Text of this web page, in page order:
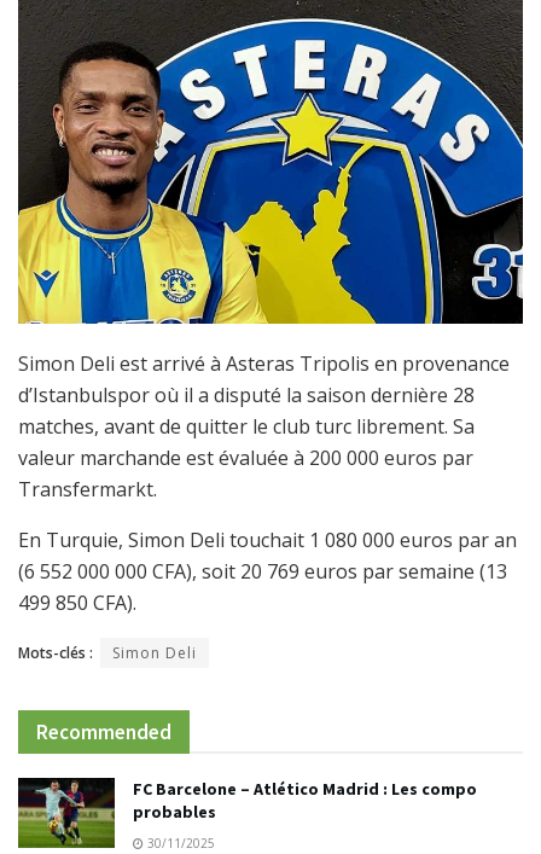
Simon Deli est arrivé à Asteras Tripolis en provenance
d’Istanbulspor où il a disputé la saison dernière 28
matches, avant de quitter le club turc librement. Sa
valeur marchande est évaluée à 200 000 euros par
Transfermarkt.
En Turquie, Simon Deli touchait 1 080 000 euros par an
(6 552 000 000 CFA), soit 20 769 euros par semaine (13
499 850 CFA).
Mots-clés : Simon Deli
Recommended
FC Barcelone – Atlético Madrid : Les compo
probables
30/11/2025